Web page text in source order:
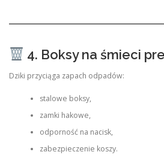
4. Boksy na śmieci
Dziki przyciąga zapach odpadów:
stalowe boksy,
zamki hakowe,
odporność na nacisk,
zabezpieczenie koszy.